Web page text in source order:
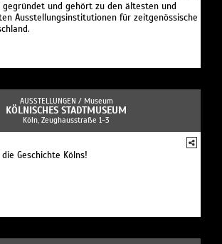
gegründet und gehört zu den ältesten und
Ausstellungsinstitutionen für zeitgenössische
AUSSTELLUNGEN / Museum
KÖLNISCHES STADTMUSEUM
Köln, Zeughausstraße 1-3
Geschichte Kölns!